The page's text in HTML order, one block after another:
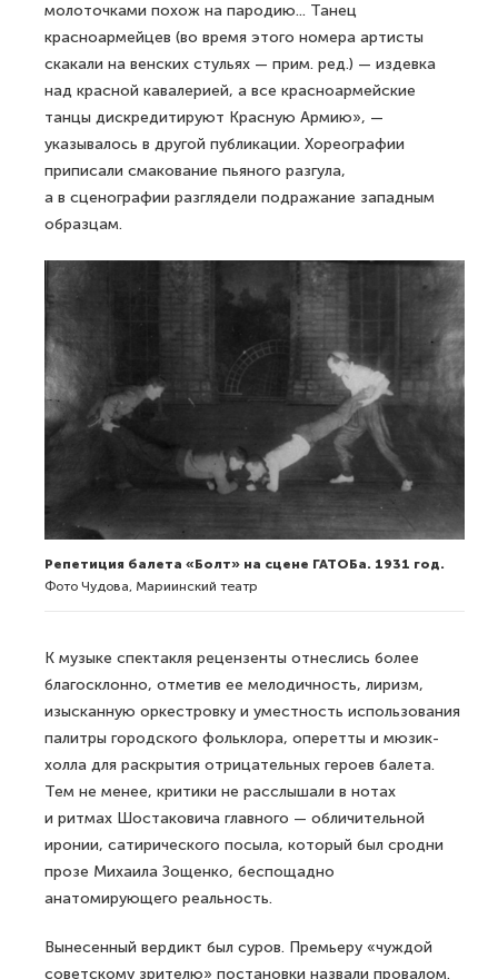
молоточками похож на пародию... Танец
красноармейцев (во время этого номера артисты
скакали на венских стульях — прим. ред.) — издевка
над красной кавалерией, а все красноармейские
танцы дискредитируют Красную Армию», —
указывалось в другой публикации. Хореографии
приписали смакование пьяного разгула,
а в сценографии разглядели подражание западным
образцам.
Репетиция балета «Болт» на сцене ГАТОБа. 1931 год.
Фото Чудова, Мариинский театр
К музыке спектакля рецензенты отнеслись более
благосклонно, отметив ее мелодичность, лиризм,
изысканную оркестровку и уместность использования
палитры городского фольклора, оперетты и мюзик-
холла для раскрытия отрицательных героев балета.
Тем не менее, критики не расслышали в нотах
и ритмах Шостаковича главного — обличительной
иронии, сатирического посыла, который был сродни
прозе Михаила Зощенко, беспощадно
анатомирующего реальность.
Вынесенный вердикт был суров. Премьеру «чуждой
советскому зрителю» постановки назвали провалом.